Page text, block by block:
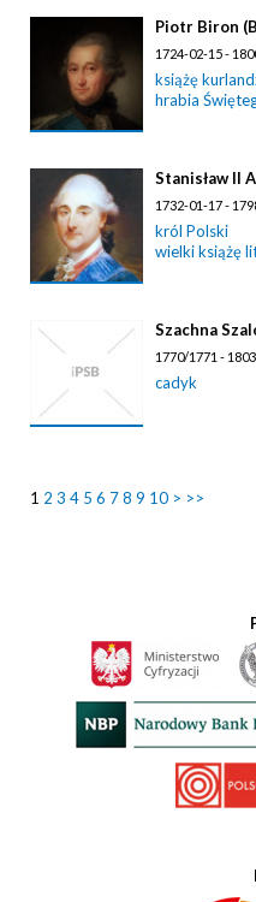
Piotr Biron
1724-02-15 -
książę
hrabia
Stanisław II
1732-01-17 -
król Polski
wielki książę
Szachna
1770/1771 -
cadyk
1 2 3 4 5 6 78 9 10 > >>